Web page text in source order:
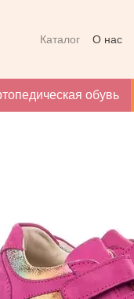
Каталог О нас
обувь